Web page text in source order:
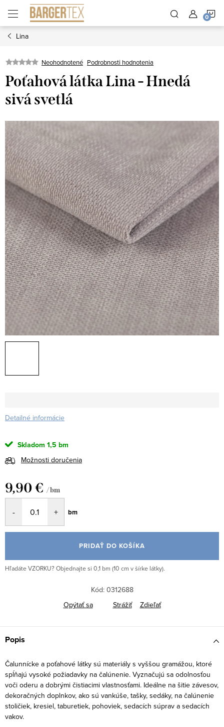
obsah
Lina
Neohodnotené Podrobnosti hodnotenia
Poťahová látka Lina - Hnedá
sivá svetlá
Detailné informácie
Skladom 1,5 bm
Možnosti doručenia
9,90 € / bm
cena:
bm
PRIDAŤ DO KOŠÍKA
Hľadáte VZORKU? Objednajte si 0,1 bm (10 cm v šírke látky).
Kód: 0312688
Opýtať sa
Strážiť Zdieľať
Popis
Čalunnícke a poťahové látky sú materiály s vyššou gramážou, ktoré
spĺňajú vysoké požiadavky na čalúnenie. Vyznačujú sa odolnosťou
voči oderu a dobrými čistiacimi vlastnosťami. Ideálne na šitie závesov,
dekoračných doplnkov, ako sú vankúše, tašky, sedáky, na čalúnenie
stoličiek, kresiel, taburetiek, pohoviek, sedacích súprav a sedacích
vakov.